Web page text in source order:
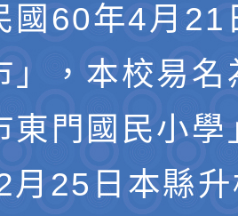
國60年4月21
」，本校易名
東門國民小學
月25日本縣